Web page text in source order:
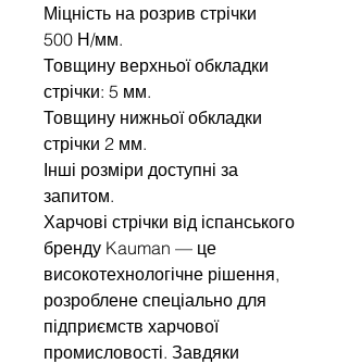
Міцність на розрив стрічки
500 Н/мм.
Товщину верхньої обкладки
стрічки: 5 мм.
Товщину нижньої обкладки
стрічки 2 мм.
Інші розміри доступні за
запитом.
Харчові стрічки від іспанського
бренду Kauman — це
високотехнологічне рішення,
розроблене спеціально для
підприємств харчової
промисловості. Завдяки